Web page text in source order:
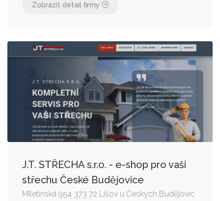
Zobrazit detail firmy
J.T. STŘECHA s.r.o. - e-shop pro vaši
střechu České Budějovice
Miletínská 954 373 72 Lišov u Českých Budějovic